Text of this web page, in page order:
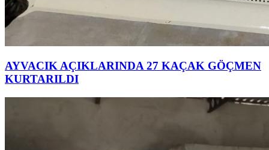
AYVACIK AÇIKLARINDA 27 KAÇAK GÖÇMEN
KURTARILDI